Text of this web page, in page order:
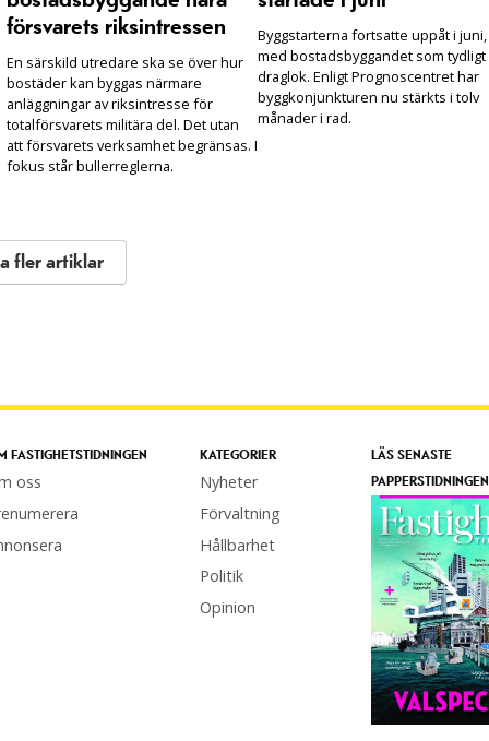
försvarets riksintressen
En särskild utredare ska se över hur
bostäder kan byggas närmare
anläggningar av riksintresse för
totalförsvarets militära del. Det utan
att försvarets verksamhet begränsas. I
fokus står bullerreglerna.
Byggstarterna fortsatte uppåt i juni,
med bostadsbyggandet som tydligt
draglok. Enligt Prognoscentret har
byggkonjunkturen nu stärkts i tolv
månader i rad.
fler artiklar
FASTIGHETSTIDNINGEN
oss
KATEGORIER
Nyheter
Förvaltning
Hållbarhet
Politik
Opinion
LÄS SENASTE
PAPPERSTIDNINGEN